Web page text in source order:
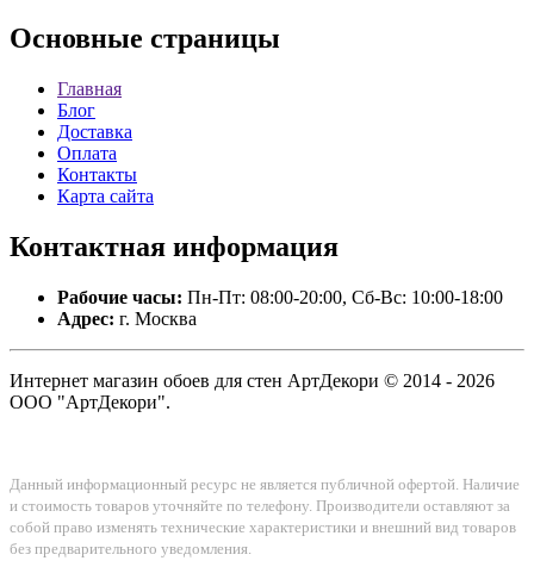
Основные страницы
Главная
Блог
Доставка
Оплата
Контакты
Карта сайта
Контактная информация
Рабочие часы: Пн-Пт: 08:00-20:00, Сб-Вс: 10:00-18:00
Адрес: г. Москва
Интернет магазин обоев для стен АртДекори © 2014 - 2026
ООО "АртДекори".
Данный информационный ресурс не является публичной офертой. Наличие
и стоимость товаров уточняйте по телефону. Производители оставляют за
собой право изменять технические характеристики и внешний вид товаров
без предварительного уведомления.